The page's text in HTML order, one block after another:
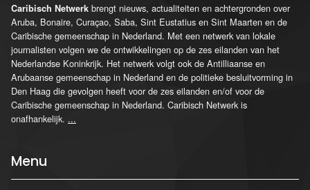
Caribisch Netwerk brengt nieuws, actualiteiten en achtergronden over
Aruba, Bonaire, Curaçao, Saba, Sint Eustatius en Sint Maarten en de
Caribische gemeenschap in Nederland. Met een netwerk van lokale
journalisten volgen we de ontwikkelingen op de zes eilanden van het
Nederlandse Koninkrijk. Het netwerk volgt ook de Antilliaanse en
Arubaanse gemeenschap in Nederland en de politieke besluitvorming in
Den Haag die gevolgen heeft voor de zes eilanden en/of voor de
Caribische gemeenschap in Nederland. Caribisch Netwerk is
onafhankelijk. ...
Menu